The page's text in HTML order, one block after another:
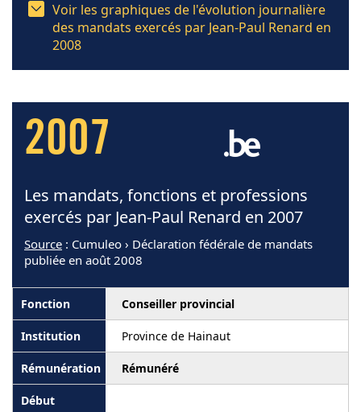
Voir les graphiques de l'évolution journalière
des mandats exercés par Jean-Paul Renard en
2008
2007
Les mandats, fonctions et professions
exercés par Jean-Paul Renard en 2007
Source : Cumuleo › Déclaration fédérale de mandats
publiée en août 2008
Conseiller provincial
Province de Hainaut
Rémunéré